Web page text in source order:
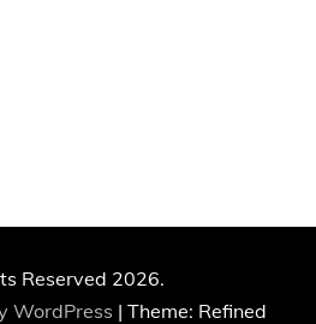
Reserved 2026.
WordPress | Theme: Refined